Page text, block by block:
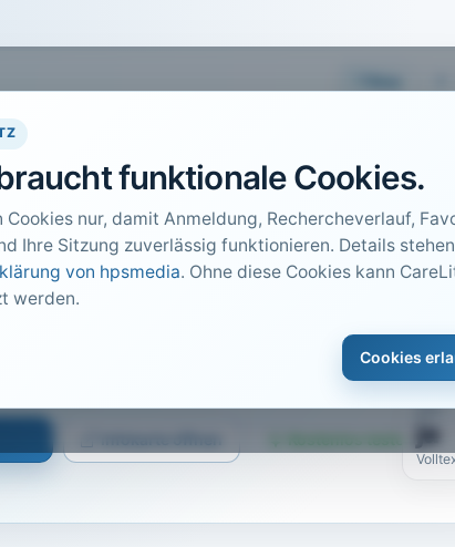
funktionale Cookies.
nur, damit Anmeldung, Rechercheverlauf,
Ihre Sitzung zuverlässig funktionieren. Details
von hpsmedia. Ohne diese Cookies kann
werden.
Cookies
werden
PDF
ja